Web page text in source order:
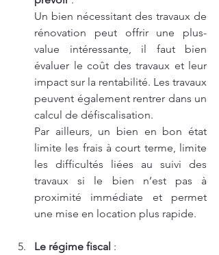
Un bien nécessitant des travaux de
rénovation peut offrir une plus-
value intéressante, il faut bien
évaluer le coût des travaux et leur
impact sur la rentabilité. Les travaux
peuvent également rentrer dans un
calcul de défiscalisation.
Par ailleurs, un bien en bon état
limite les frais à court terme, limite
les difficultés liées au suivi des
travaux si le bien n’est pas à
proximité immédiate et permet
une mise en location plus rapide.
Le régime fiscal :